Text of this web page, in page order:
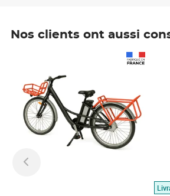
Nos clients ont aussi